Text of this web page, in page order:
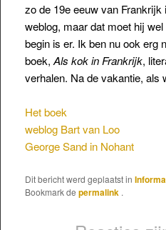
zo de 19e eeuw van
weblog, maar dat moet hij
begin is er. Ik ben nu ook erg
boek, Als kok in Frankrijk,
verhalen. Na de vakantie, als
Het boek
weblog Bart van Loo
George Sand in Nohant
Dit bericht werd geplaatst in
Bookmark de permalink .